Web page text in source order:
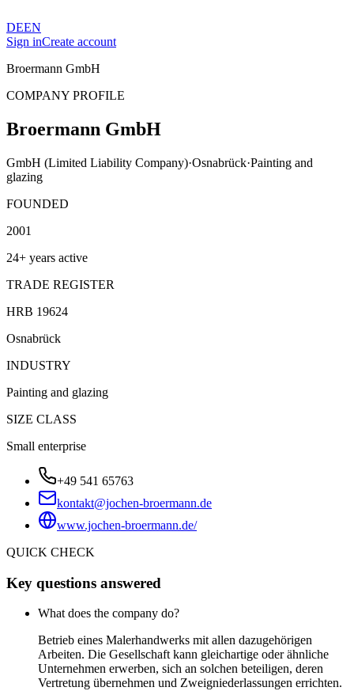
DEEN
Sign inCreate account
Broermann GmbH
COMPANY PROFILE
Broermann GmbH
GmbH (Limited Liability Company)·Osnabrück·Painting and
glazing
FOUNDED
2001
24+ years active
TRADE REGISTER
HRB 19624
Osnabrück
INDUSTRY
Painting and glazing
SIZE CLASS
Small enterprise
+49 541 65763
kontakt@jochen-broermann.de
www.jochen-broermann.de/
QUICK CHECK
Key questions answered
What does the company do?
Betrieb eines Malerhandwerks mit allen dazugehörigen
Arbeiten. Die Gesellschaft kann gleichartige oder ähnliche
Unternehmen erwerben, sich an solchen beteiligen, deren
Vertretung übernehmen und Zweigniederlassungen errichten.